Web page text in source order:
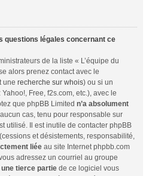
questions légales concernant ce
de la liste « L’équipe du
alors prenez contact avec le
une recherche sur whois) ou si un
Free, f2s.com, etc.), avec le
que phpBB Limited n’a absolument
cas, tenu pour responsable sur
utilisé. Il est inutile de contacter phpBB
et désistements, responsabilité,
liée au site Internet phpbb.com
adressez un courriel au groupe
tierce partie de ce logiciel vous